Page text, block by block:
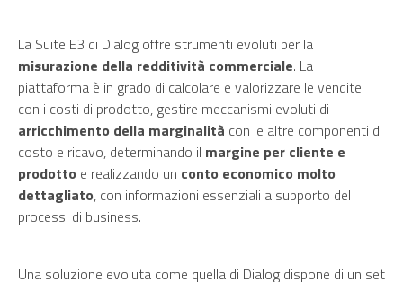
La Suite E3 di Dialog offre strumenti evoluti per la
misurazione della redditività commerciale. La
piattaforma è in grado di calcolare e valorizzare le vendite
con i costi di prodotto, gestire meccanismi evoluti di
arricchimento della marginalità con le altre componenti di
costo e ricavo, determinando il margine per cliente e
prodotto e realizzando un conto economico molto
dettagliato, con informazioni essenziali a supporto del
processi di business.
Una soluzione evoluta come quella di Dialog dispone di un set